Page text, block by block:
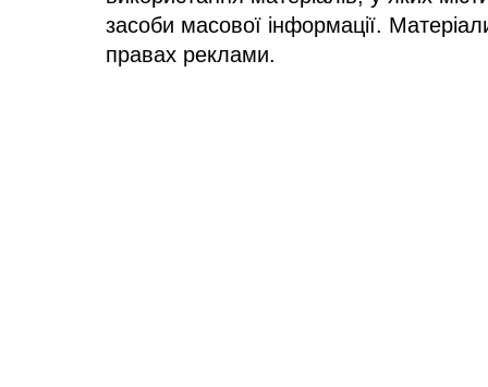
засоби масової інформації.
правах реклами.